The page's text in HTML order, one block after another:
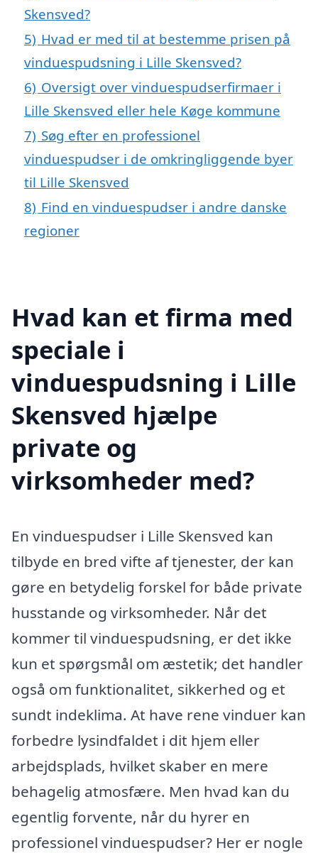
Skensved?
5) Hvad er med til at bestemme prisen på
vinduespudsning i Lille Skensved?
6) Oversigt over vinduespudserfirmaer i
Lille Skensved eller hele Køge kommune
7) Søg efter en professionel
vinduespudser i de omkringliggende byer
til Lille Skensved
8) Find en vinduespudser i andre danske
regioner
Hvad kan et firma med
speciale i
vinduespudsning i Lille
Skensved hjælpe
private og
virksomheder med?
En vinduespudser i Lille Skensved kan
tilbyde en bred vifte af tjenester, der kan
gøre en betydelig forskel for både private
husstande og virksomheder. Når det
kommer til vinduespudsning, er det ikke
kun et spørgsmål om æstetik; det handler
også om funktionalitet, sikkerhed og et
sundt indeklima. At have rene vinduer kan
forbedre lysindfaldet i dit hjem eller
arbejdsplads, hvilket skaber en mere
behagelig atmosfære. Men hvad kan du
egentlig forvente, når du hyrer en
professionel vinduespudser? Her er nogle